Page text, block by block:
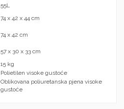
55L
74 x 42 x 44 cm
74 x 42 cm
57 x 30 x 33 cm
15 kg
Polietilen visoke gustoće
Oblikovana poliuretanska pjena visoke
gustoće